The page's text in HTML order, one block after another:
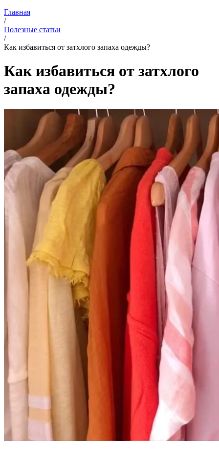
Главная
/
Полезные статьи
/
Как избавиться от затхлого запаха одежды?
Как избавиться от затхлого
запаха одежды?